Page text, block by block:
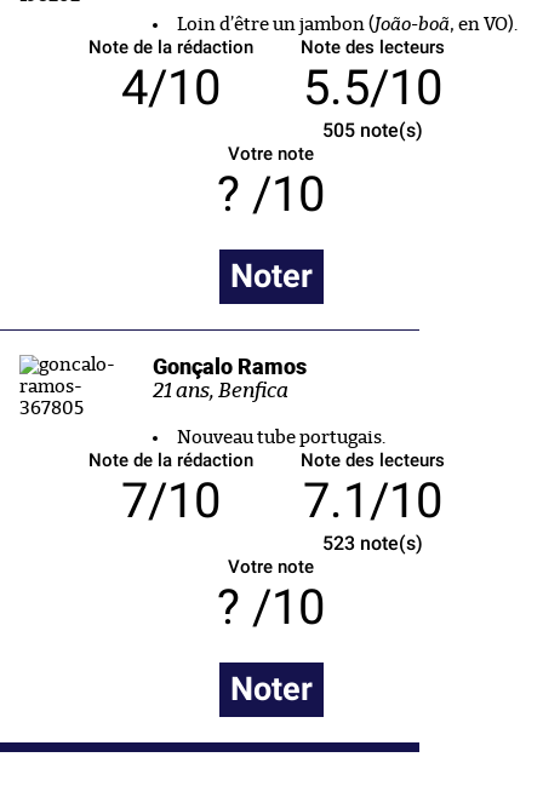
Loin d’être un jambon (João-boã, en VO).
Note de la rédaction
4/10
Note des lecteurs
5.5/10
505note(s)
Votre note
/10
Noter
Gonçalo Ramos
21 ans, Benfica
Nouveau tube portugais.
Note de la rédaction
7/10
Note des lecteurs
7.1/10
523note(s)
Votre note
/10
Noter